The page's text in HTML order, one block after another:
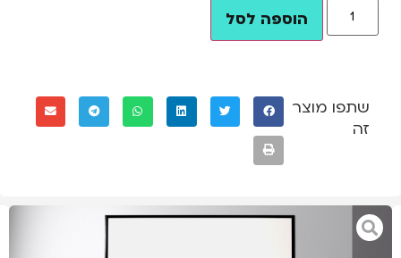
הוספה לסל
שתפו מוצר
זה